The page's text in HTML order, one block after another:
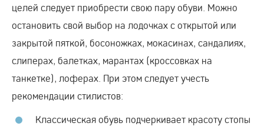
целей следует приобрести свою пару обуви. Можно
остановить свой выбор на лодочках с открытой или
закрытой пяткой, босоножках, мокасинах, сандалиях,
слиперах, балетках, марантах (кроссовках на
танкетке), лоферах. При этом следует учесть
рекомендации стилистов:
Классическая обувь подчеркивает красоту стопы